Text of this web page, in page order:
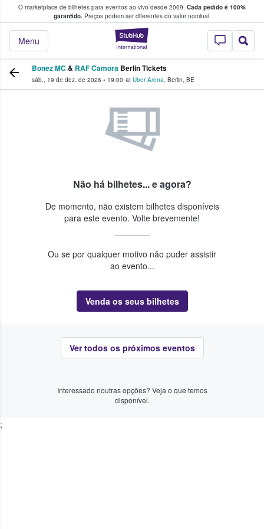
O marketplace de bilhetes para eventos ao vivo desde 2009. Cada pedido é 100%
garantido.Preços podem ser diferentes do valor nominal.
StubHub – onde
Menu
fãs compram e vendem bilhetes
Bonez MC & RAF Camora Berlin Tickets
sáb., 19 de dez. de 2026 • 19:00 at Uber Arena, Berlin, BE
Não há bilhetes... e agora?
De momento, não existem bilhetes disponíveis
para este evento. Volte brevemente!
Ou se por qualquer motivo não puder assistir
ao evento...
Venda os seus bilhetes
Ver todos os próximos eventos
Interessado noutras opções? Veja o que temos
disponível.
;